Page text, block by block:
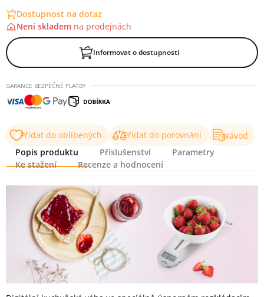
Dostupnost na dotaz
Není skladem na prodejnách
Informovat o dostupnosti
GARANCE BEZPEČNÉ PLATBY
Přidat do oblíbených Přidat do porovnání
Návod
Popis produktu
Příslušenství
Parametry
Ke stažení
Recenze a hodnocení
Popis produktu